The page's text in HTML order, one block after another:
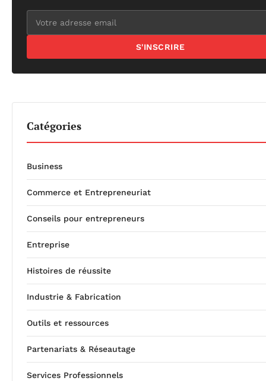
S'INSCRIRE
Catégories
Business
Commerce et Entrepreneuriat
Conseils pour entrepreneurs
Entreprise
Histoires de réussite
Industrie & Fabrication
Outils et ressources
Partenariats & Réseautage
Services Professionnels